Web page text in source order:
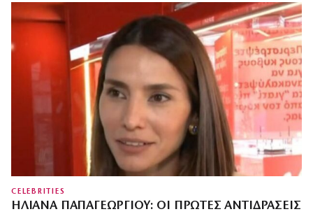
CELEBRITIES
ΗΛΙΆΝΑ ΠΑΠΑΓΕΩΡΓΊΟΥ: ΟΙ ΠΡΏΤΕΣ ΑΝΤΙΔΡΆΣΕΙΣ